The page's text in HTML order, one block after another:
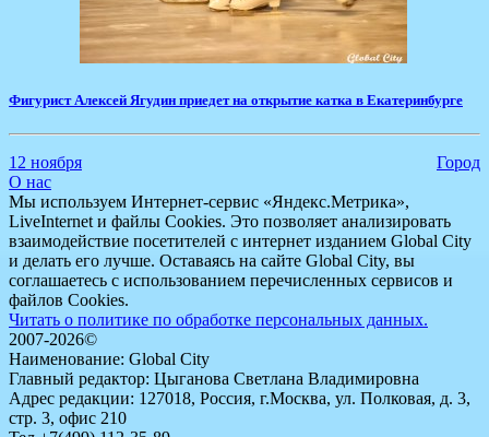
​Фигурист Алексей Ягудин приедет на открытие катка в Екатеринбурге
12 ноября
Город
О нас
Мы используем Интернет-сервис «Яндекс.Метрика»,
LiveInternet и файлы Cookies. Это позволяет анализировать
взаимодействие посетителей с интернет изданием Global City
и делать его лучше. Оставаясь на сайте Global City, вы
соглашаетесь с использованием перечисленных сервисов и
файлов Cookies.
Читать о политике по обработке персональных данных.
2007-2026©
Наименование: Global City
Главный редактор: Цыганова Светлана Владимировна
Адрес редакции: 127018, Россия, г.Москва, ул. Полковая, д. 3,
стр. 3, офис 210